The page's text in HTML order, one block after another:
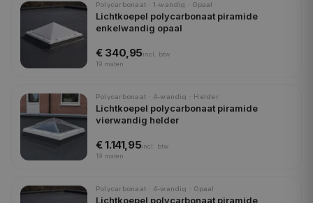
Polycarbonaat · 1-wandig · Opaal
Lichtkoepel polycarbonaat piramide
enkelwandig opaal
€ 340,95incl.
btw
19 maten
Polycarbonaat · 4-wandig · Helder
Lichtkoepel polycarbonaat piramide
vierwandig helder
€ 1.141,95incl.
btw
19 maten
Polycarbonaat · 4-wandig · Opaal
Lichtkoepel polycarbonaat piramide